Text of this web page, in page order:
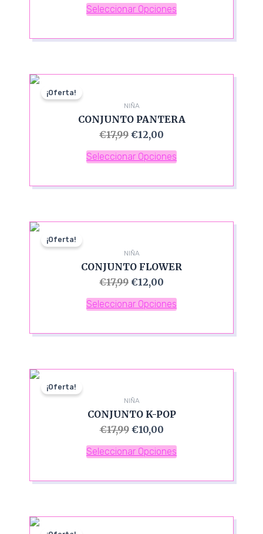
Seleccionar Opciones
¡Oferta!
NIÑA
CONJUNTO PANTERA
€17,99 €12,00
Seleccionar Opciones
¡Oferta!
NIÑA
CONJUNTO FLOWER
€17,99 €12,00
Seleccionar Opciones
¡Oferta!
NIÑA
CONJUNTO K-POP
€17,99 €10,00
Seleccionar Opciones